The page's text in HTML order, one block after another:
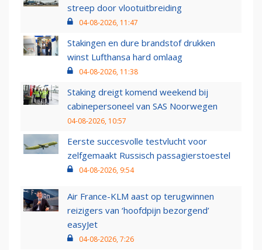
streep door vlootuitbreiding
04-08-2026, 11:47
Stakingen en dure brandstof drukken
winst Lufthansa hard omlaag
04-08-2026, 11:38
Staking dreigt komend weekend bij
cabinepersoneel van SAS Noorwegen
04-08-2026, 10:57
Eerste succesvolle testvlucht voor
zelfgemaakt Russisch passagierstoestel
04-08-2026, 9:54
Air France-KLM aast op terugwinnen
reizigers van ‘hoofdpijn bezorgend’
easyJet
04-08-2026, 7:26